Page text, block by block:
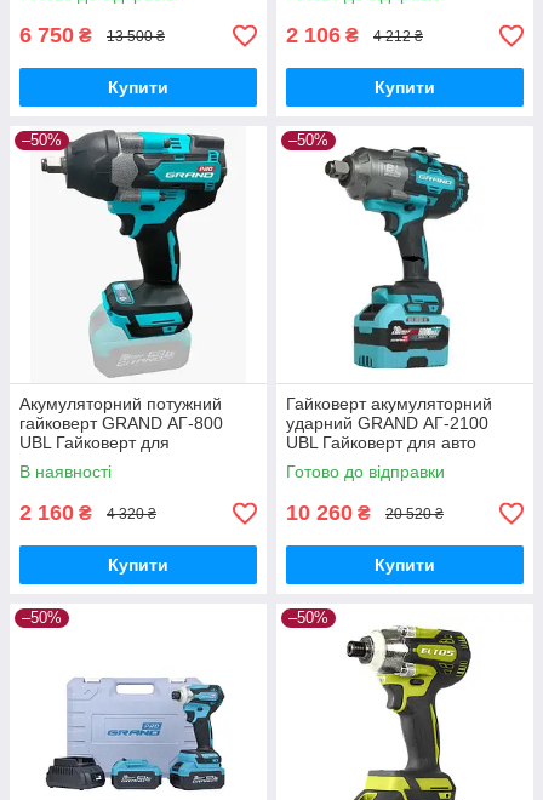
6 750 ₴ 13 500 ₴
Купити
2 106 ₴ 4 212 ₴
Купити
–50%
Акумуляторний потужний
гайковерт GRAND АГ-800
UBL Гайковерт для
шимантожу ( Без акб і
зарядки)
В наявності
2 160 ₴ 4 320 ₴
Купити
–50%
Гайковерт акумуляторний
ударний GRAND АГ-2100
UBL Гайковерт для авто
потужний (2 АКБ)
Готово до відправки
10 260 ₴ 20 520 ₴
Купити
–50% –50%